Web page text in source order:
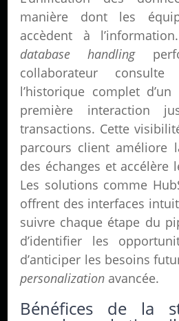
manière dont les
accèdent à
database handling
collaborateur
l’historique complet
première interaction
transactions. Cette
parcours client améliore
des échanges et accélère
Les solutions comme
offrent des interfaces
suivre chaque étape du
d’identifier les
d’anticiper les besoins
personalization avancée.
Bénéfices de la